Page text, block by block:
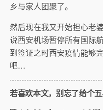
乡与家人团聚了。
然后现在我又开始担心老
说西安机场暂停所有国际
到签证之时西安疫情能够
吧…
若喜欢本文，别忘了给个五